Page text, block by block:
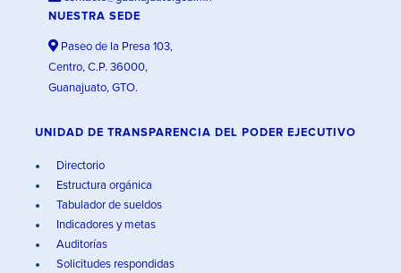
NUESTRA SEDE
Paseo de la Presa 103,
Centro, C.P. 36000,
Guanajuato, GTO.
UNIDAD DE TRANSPARENCIA DEL PODER EJECUTIVO
Directorio
Estructura orgánica
Tabulador de sueldos
Indicadores y metas
Auditorías
Solicitudes respondidas